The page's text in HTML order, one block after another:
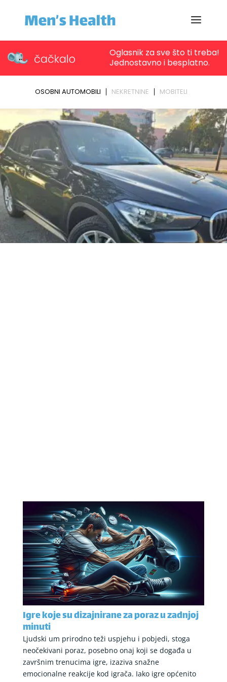
Igre koje su dizajnirane za poraz u zadnjoj
minuti
Ljudski um prirodno teži uspjehu i pobjedi, stoga
neočekivani poraz, posebno onaj koji se događa u
završnim trenucima igre, izaziva snažne
emocionalne reakcije kod igrača. Iako igre općenito